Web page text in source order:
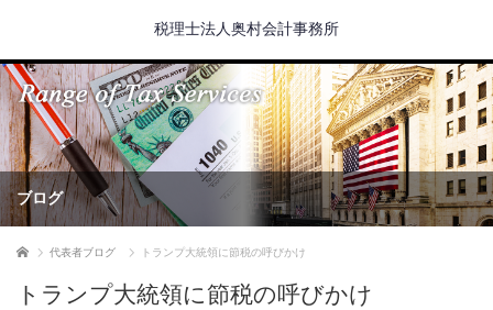
税理士法人奥村会計事務所
ブログ
ホーム 代表者ブログ トランプ大統領に節税の呼びかけ
トランプ大統領に節税の呼びかけ